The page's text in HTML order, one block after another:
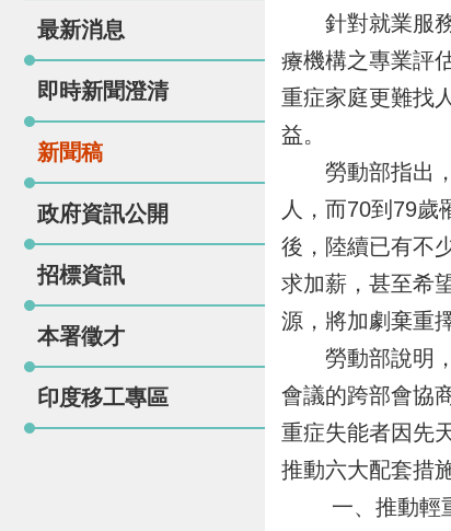
最新消息
即時新聞澄清
新聞稿
政府資訊公開
招標資訊
本署徵才
印度移工專區
針對就業服務
療機構之專業評
重症家庭更難找
益。
勞動部指出，
人，而70到79歲
後，陸續已有不
求加薪，甚至希
源，將加劇棄重
勞動部說明，
會議的跨部會協
重症失能者因先
推動六大配套措
一、推動輕重